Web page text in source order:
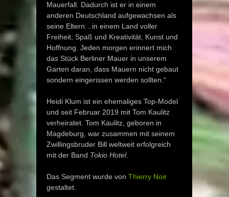
Mauerfall. Dadurch ist er in einem
anderen Deutschland aufgewachsen als
seine Eltern…in einem Land voller
Freiheit, Spaß und Kreativität, Kunst und
Hoffnung. Jeden morgen erinnert mich
das Stück Berliner Mauer in unserem
Garten daran, dass Mauern nicht gebaut
sondern eingerissen werden sollten.“
Heidi Klum ist ein ehemaliges Top-Model
und seit Februar 2019 mit Tom Kaulitz
verheiratet. Tom Kaulitz, geboren in
Magdeburg, war zusammen mit seinem
Zwillingsbruder Bill weltweit erfolgreich
mit der Band Tokio Hotel.
Das Segment wurde von Thierry Noir
gestaltet.